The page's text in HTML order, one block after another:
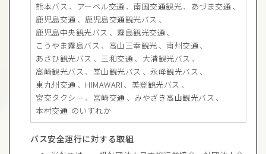
熊本バス
アーベル交通 南国交通観光
あづま交通
鹿児島交通
鹿児島交通観光バス
鹿児島中央観光バス
霧島観光交通
こうやま霧島バス
高山三幸観光
南州交通
あさひ観光バス
三和交通
大清観光バス
高崎観光バス
堂山観光バス
永峰観光バス
東九州交通
HIMAWARI
美登観光バス
宮交タクシー
宮崎交通
みやざき高山観光バス
本村交通 のいずれか
バス安全運行に対する取組